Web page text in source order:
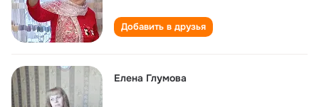
Добавить в друзья
Елена Глумова